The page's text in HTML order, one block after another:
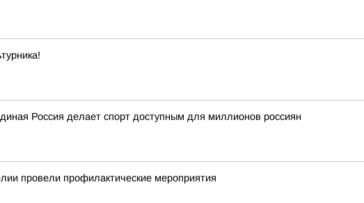
Россия делает спорт доступным для миллионов россиян
провели профилактические мероприятия